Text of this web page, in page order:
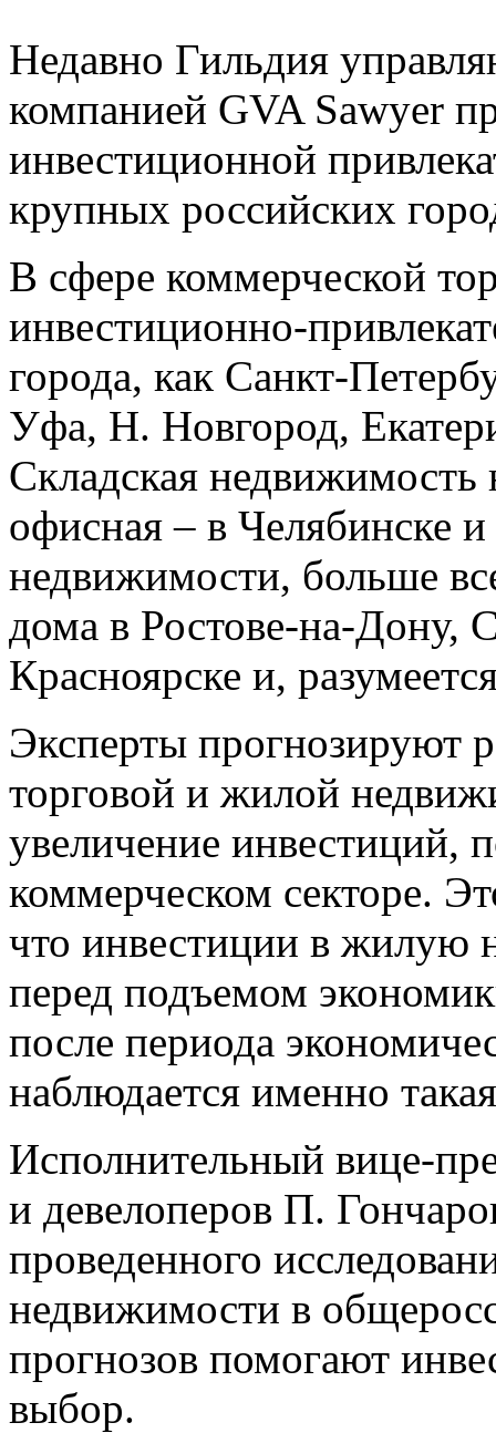
Недавно Гильдия
компанией GVA Sawyer
инвестиционной
крупных российских
В сфере коммерческой
инвестиционно-
города, как Санкт-
Уфа, Н. Новгород,
Складская недвижимость
офисная – в Челябинске
недвижимости, больше
дома в Ростове-на-Дону,
Красноярске и,
Эксперты прогнозируют
торговой и жилой
увеличение инвестиций,
коммерческом секторе.
что инвестиции в жилую
перед подъемом
после периода
наблюдается именно
Исполнительный вице-
и девелоперов П.
проведенного
недвижимости в
прогнозов помогают
выбор.